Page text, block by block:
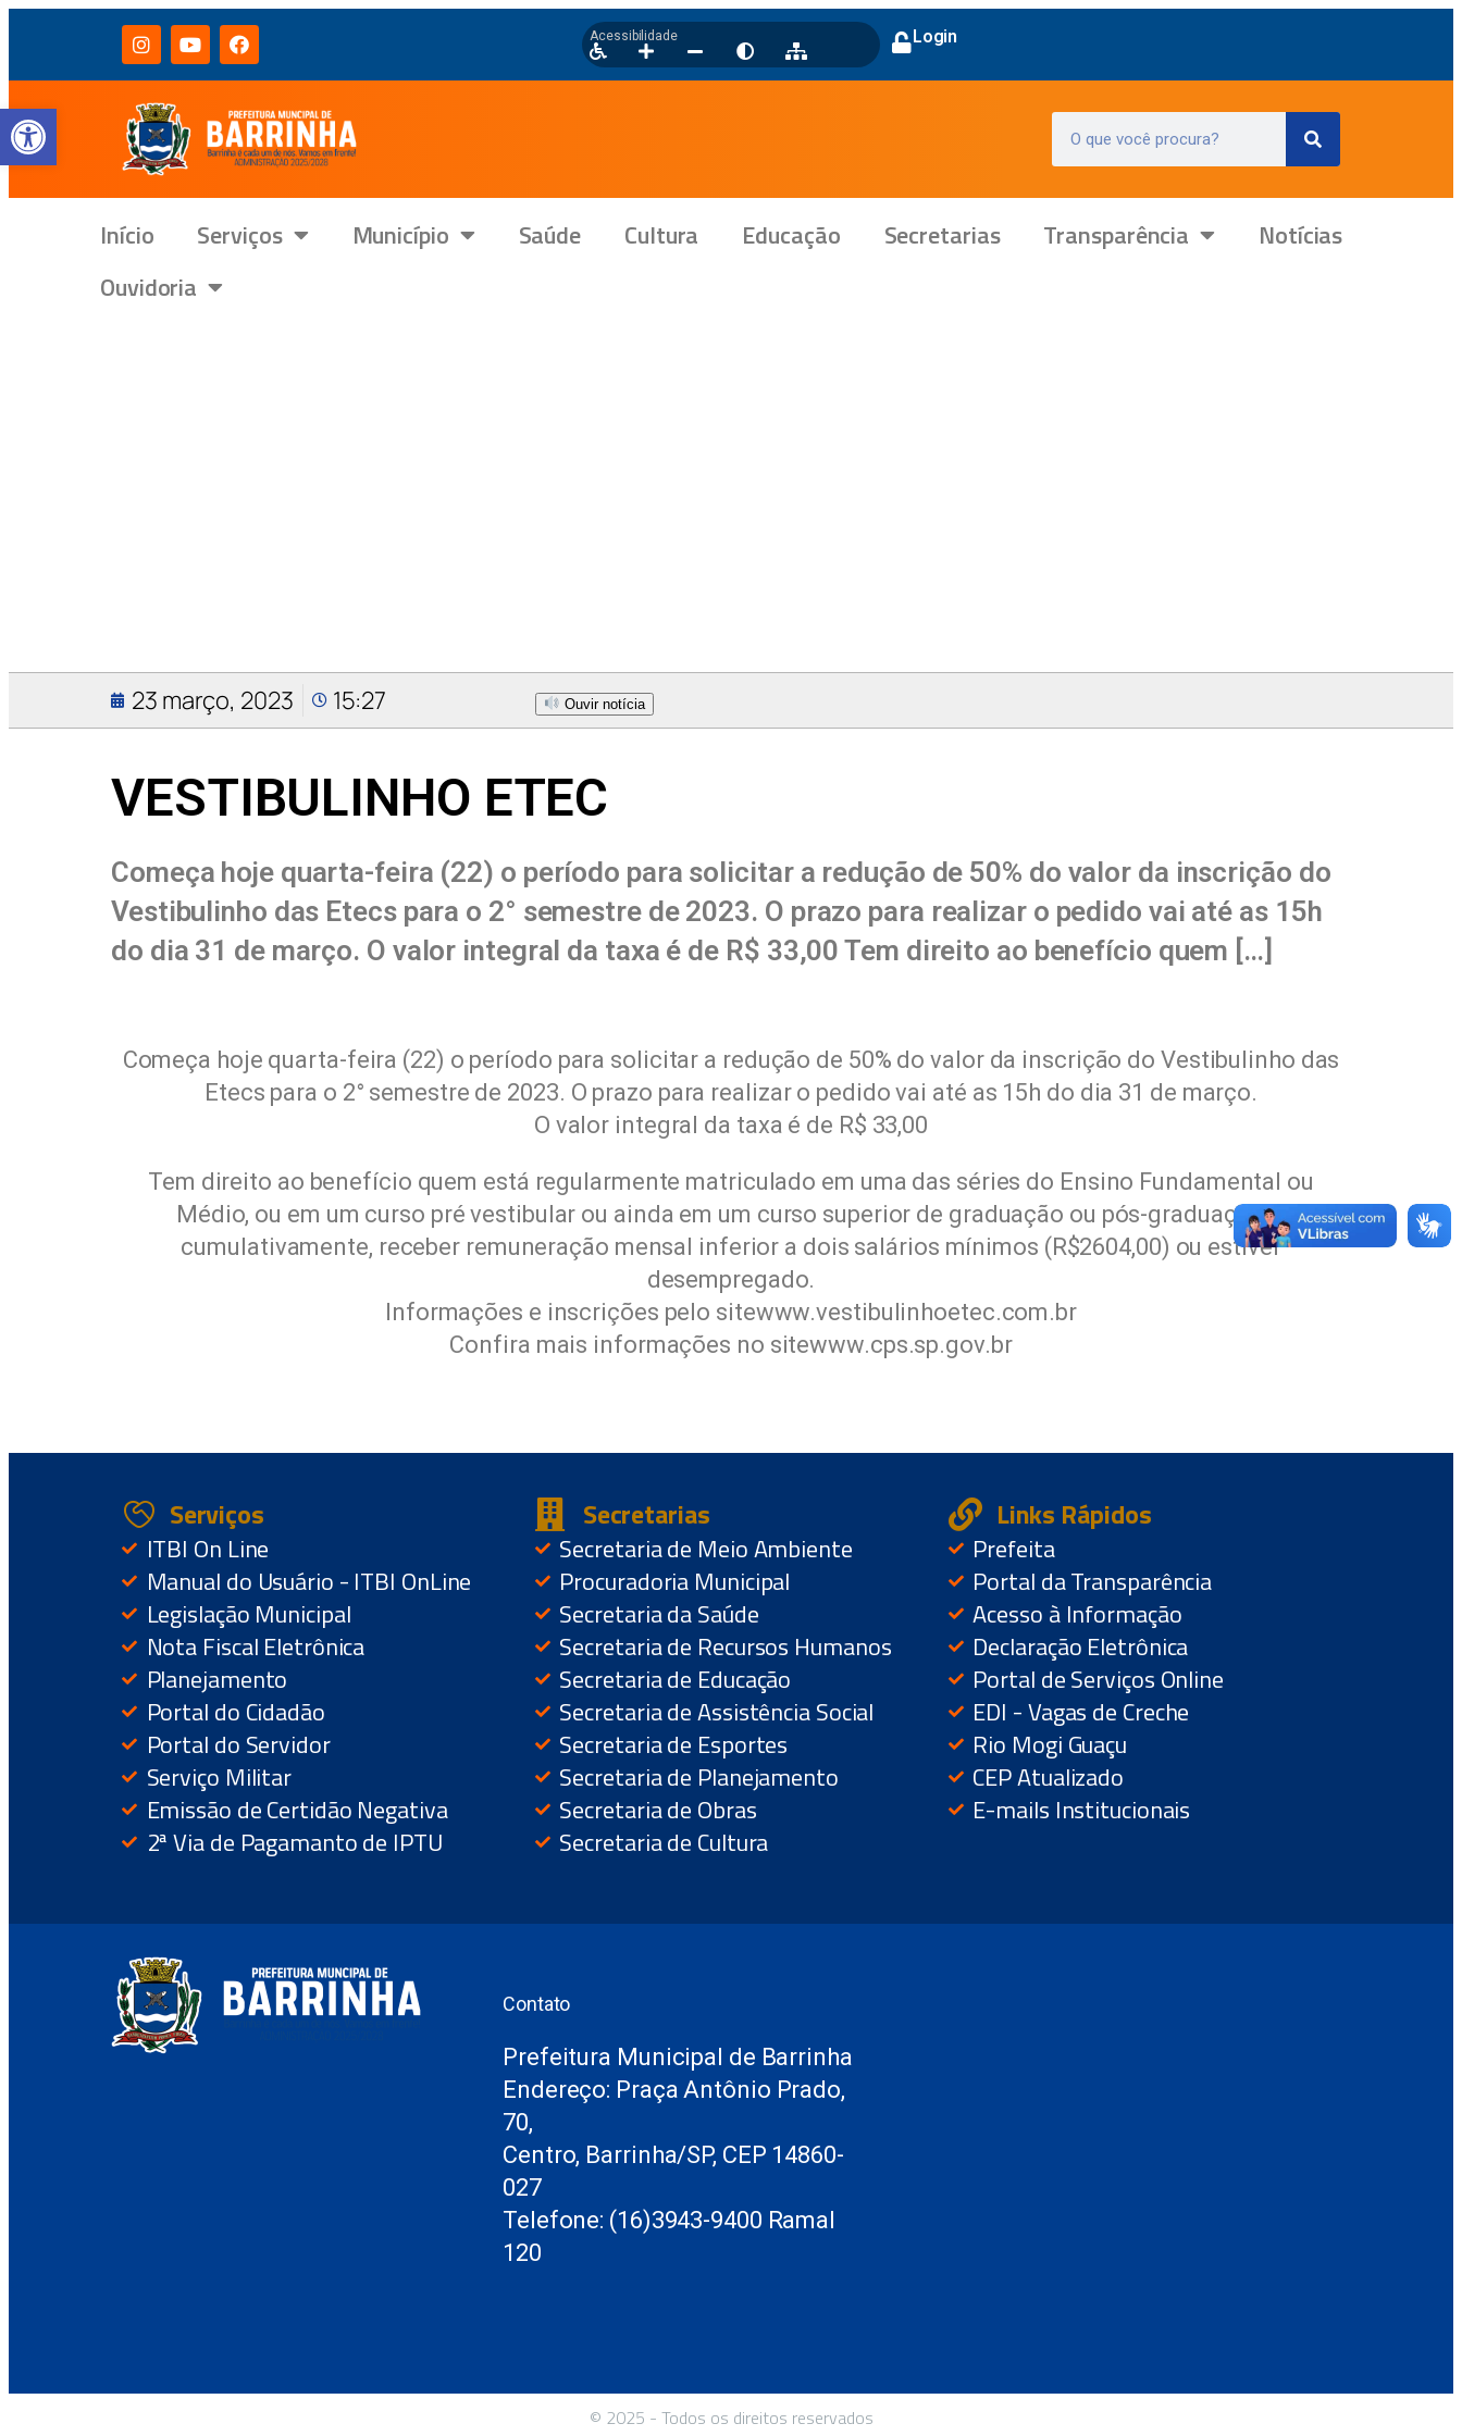
Barra de Ferramentas Aberta
Acessibilidade Login
Início Serviços Município Saúde Cultura Educação Secretarias Transparência
Notícias
Ouvidoria
23 março, 2023 15:27 Ouvir notícia
VESTIBULINHO ETEC
Começa hoje quarta-feira (22) o período para solicitar a redução de 50% do valor da inscrição do
Vestibulinho das Etecs para o 2° semestre de 2023. O prazo para realizar o pedido vai até as 15h
do dia 31 de março. O valor integral da taxa é de R$ 33,00 Tem direito ao benefício quem […]
Começa hoje quarta-feira (22) o período para solicitar a redução de 50% do valor da inscrição do Vestibulinho das
Etecs para o 2° semestre de 2023. O prazo para realizar o pedido vai até as 15h do dia 31 de março.
O valor integral da taxa é de R$ 33,00
Tem direito ao benefício quem está regularmente matriculado em uma das séries do Ensino Fundamental ou
Médio, ou em um curso pré vestibular ou ainda em um curso superior de graduação ou pós-graduação e,
cumulativamente, receber remuneração mensal inferior a dois salários mínimos (R$2604,00) ou estiver
desempregado.
Informações e inscrições pelo sitewww.vestibulinhoetec.com.br
Confira mais informações no sitewww.cps.sp.gov.br
Serviços
ITBI On Line
Manual do Usuário - ITBI OnLine
Legislação Municipal
Nota Fiscal Eletrônica
Planejamento
Portal do Cidadão
Portal do Servidor
Serviço Militar
Emissão de Certidão Negativa
2ª Via de Pagamanto de IPTU
Secretarias
Secretaria de Meio Ambiente
Procuradoria Municipal
Secretaria da Saúde
Secretaria de Recursos Humanos
Secretaria de Educação
Secretaria de Assistência Social
Secretaria de Esportes
Secretaria de Planejamento
Secretaria de Obras
Secretaria de Cultura
Links Rápidos
Prefeita
Portal da Transparência
Acesso à Informação
Declaração Eletrônica
Portal de Serviços Online
EDI - Vagas de Creche
Rio Mogi Guaçu
CEP Atualizado
E-mails Institucionais
Contato
Prefeitura Municipal de Barrinha
Endereço: Praça Antônio Prado,
70,
Centro, Barrinha/SP, CEP 14860-
027
Telefone: (16)3943-9400 Ramal
120
© 2025 - Todos os direitos reservados